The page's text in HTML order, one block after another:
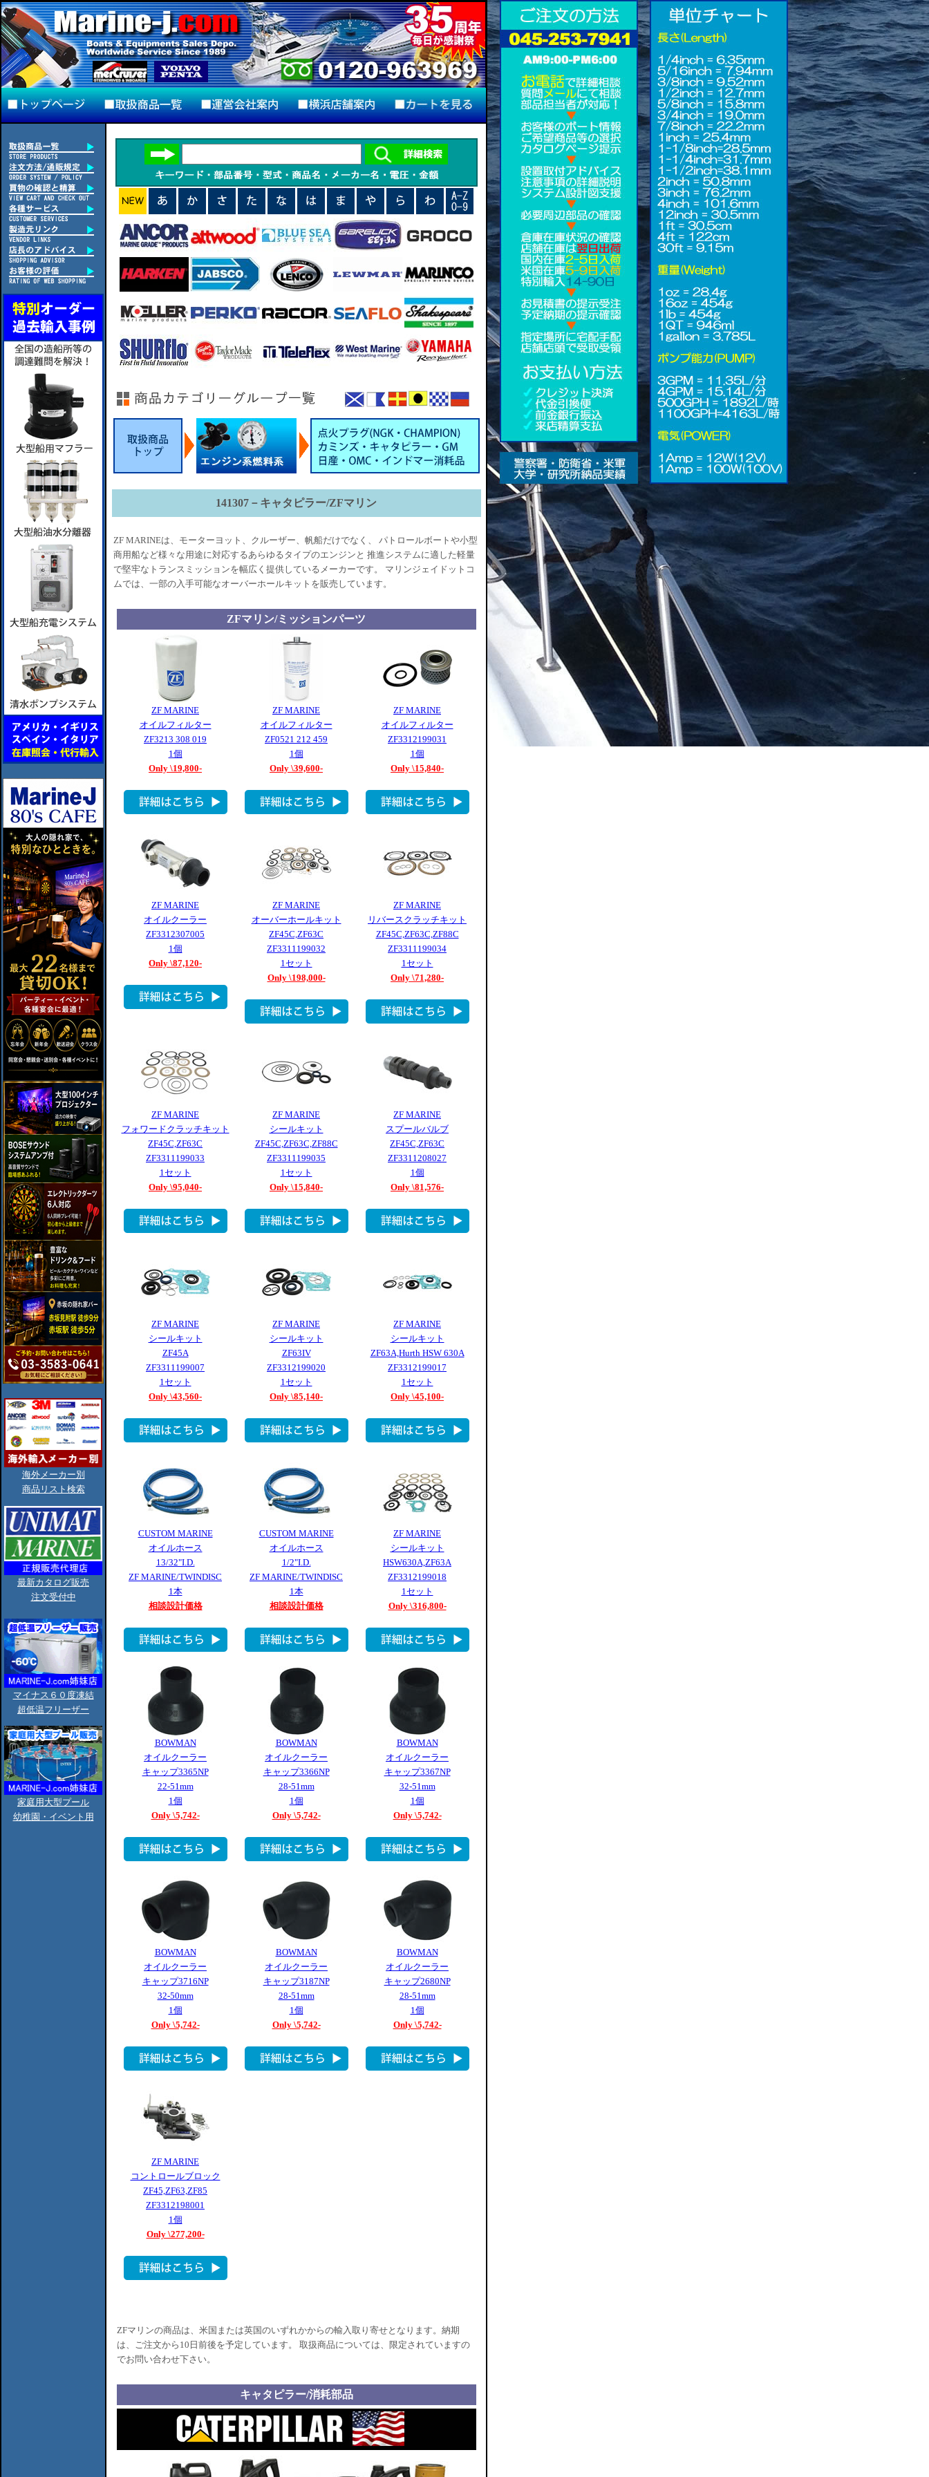
海外メーカー別
商品リスト検索
最新カタログ販売
注文受付中
マイナス６０度凍結
超低温フリーザー
家庭用大型プール
幼稚園・イベント用
141307－キャタピラー/ZFマリン
ZF MARINEは、モーターヨット、クルーザー、帆船だけでなく、 パトロールボートや小型
商用船など様々な用途に対応するあらゆるタイプのエンジンと 推進システムに適した軽量
で堅牢なトランスミッションを幅広く提供しているメーカーです。 マリンジェイドットコ
ムでは、一部の入手可能なオーバーホールキットを販売しています。
ZFマリン/ミッションパーツ
ZF MARINE
オイルフィルター
ZF3213 308 019
1個
Only \19,800-
ZF MARINE
オイルフィルター
ZF0521 212 459
1個
Only \39,600-
ZF MARINE
オイルフィルター
ZF3312199031
1個
Only \15,840-
ZF MARINE
オイルクーラー
ZF3312307005
1個
Only \87,120-
ZF MARINE
オーバーホールキット
ZF45C,ZF63C
ZF3311199032
1セット
Only \198,000-
ZF MARINE
リバースクラッチキット
ZF45C,ZF63C,ZF88C
ZF3311199034
1セット
Only \71,280-
ZF MARINE
フォワードクラッチキット
ZF45C,ZF63C
ZF3311199033
1セット
Only \95,040-
ZF MARINE
シールキット
ZF45C,ZF63C,ZF88C
ZF3311199035
1セット
Only \15,840-
ZF MARINE
スプールバルブ
ZF45C,ZF63C
ZF3311208027
1個
Only \81,576-
ZF MARINE
シールキット
ZF45A
ZF3311199007
1セット
Only \43,560-
ZF MARINE
シールキット
ZF63IV
ZF3312199020
1セット
Only \85,140-
ZF MARINE
シールキット
ZF63A,Hurth HSW 630A
ZF3312199017
1セット
Only \45,100-
CUSTOM MARINE
オイルホース
13/32"I.D.
ZF MARINE/TWINDISC
1本
相談設計価格
CUSTOM MARINE
オイルホース
1/2"I.D.
ZF MARINE/TWINDISC
1本
相談設計価格
ZF MARINE
シールキット
HSW630A,ZF63A
ZF3312199018
1セット
Only \316,800-
BOWMAN
オイルクーラー
キャップ3365NP
22-51mm
1個
Only \5,742-
BOWMAN
オイルクーラー
キャップ3366NP
28-51mm
1個
Only \5,742-
BOWMAN
オイルクーラー
キャップ3367NP
32-51mm
1個
Only \5,742-
BOWMAN
オイルクーラー
キャップ3716NP
32-50mm
1個
Only \5,742-
BOWMAN
オイルクーラー
キャップ3187NP
28-51mm
1個
Only \5,742-
BOWMAN
オイルクーラー
キャップ2680NP
28-51mm
1個
Only \5,742-
ZF MARINE
コントロールブロック
ZF45,ZF63,ZF85
ZF3312198001
1個
Only \277,200-
ZFマリンの商品は、米国または英国のいずれかからの輸入取り寄せとなります。納期
は、ご注文から10日前後を予定しています。 取扱商品については、限定されていますの
でお問い合わせ下さい。
キャタピラー/消耗部品